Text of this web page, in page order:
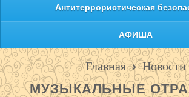
Антитеррористическая
АФИША
Главная Новости
МУЗЫКАЛЬНЫЕ